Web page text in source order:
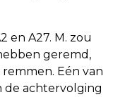
en A27. M. zou
geremd,
Eén van
de achtervolging